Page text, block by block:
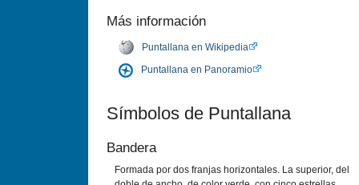
Más información
Puntallana en Wikipedia
Puntallana en Panoramio
Símbolos de Puntallana
Bandera
Formada por dos franjas horizontales. La superior, del